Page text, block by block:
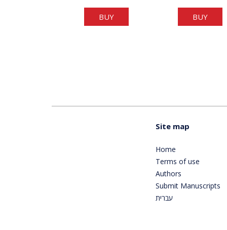
BUY BUY
Site map
Home
Terms of use
Authors
Submit Manuscripts
עברית